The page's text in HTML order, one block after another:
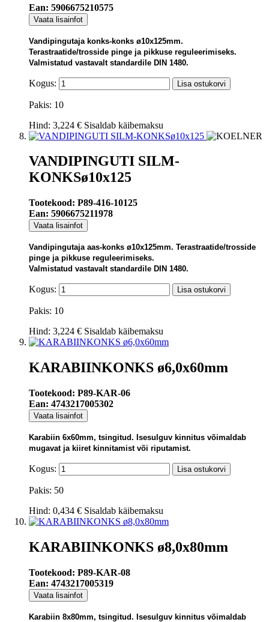
Ean: 5906675210575
Vaata lisainfot
Vandipingutaja konks-konks ø10x125mm.
Terastraatide/trosside pinge ja pikkuse reguleerimiseks.
Valmistatud vastavalt standardile DIN 1480.
Kogus: Lisa ostukorvi
Pakis: 10
Hind: 3,224 € Sisaldab käibemaksu
VANDIPINGUTI SILM-
KONKSø10x125
Tootekood: P89-416-10125
Ean: 5906675211978
Vaata lisainfot
Vandipingutaja aas-konks ø10x125mm. Terastraatide/trosside
pinge ja pikkuse reguleerimiseks.
Valmistatud vastavalt standardile DIN 1480.
Kogus: Lisa ostukorvi
Pakis: 10
Hind: 3,224 € Sisaldab käibemaksu
KARABIINKONKS ø6,0x60mm
Tootekood: P89-KAR-06
Ean: 4743217005302
Vaata lisainfot
Karabiin 6x60mm, tsingitud. Isesulguv kinnitus võimaldab
mugavat ja kiiret kinnitamist või riputamist.
Kogus: Lisa ostukorvi
Pakis: 50
Hind: 0,434 € Sisaldab käibemaksu
KARABIINKONKS ø8,0x80mm
Tootekood: P89-KAR-08
Ean: 4743217005319
Vaata lisainfot
Karabiin 8x80mm, tsingitud. Isesulguv kinnitus võimaldab